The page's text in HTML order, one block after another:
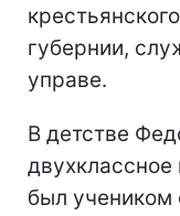
губернии,
управе.
В детстве
был учеником